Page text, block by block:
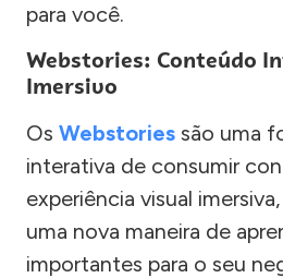
para você.
Webstories: Conteúdo
Imersivo
Os Webstories são uma
interativa de consumir
experiência visual
uma nova maneira de
importantes para o seu